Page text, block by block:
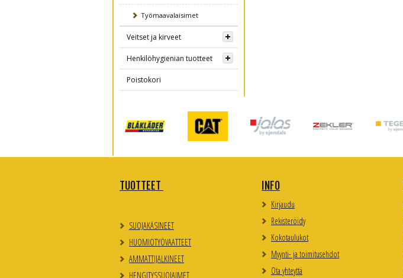
Työmaavalaisimet
Veitset ja kirveet
Henkilöhygienian tuotteet
Poistokori
TUOTTEET
SUOJAKÄSINEET
HUOMIOTYÖVAATTEET
AMMATTIJALKINEET
HENGITYSSUOJAIMET
INFO
Kirjaudu
Rekisteröidy
Kokotaulukot
Myynti- ja toimitusehdot
Ota yhteyttä